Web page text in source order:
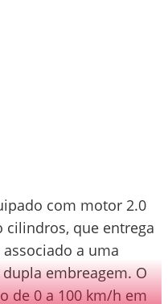
com motor 2.0
cilindros, que entrega
a uma
embreagem. O
de 0 a 100 km/h em